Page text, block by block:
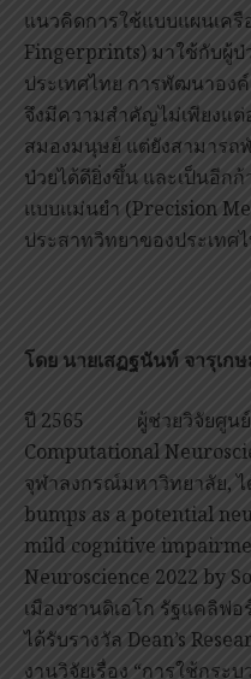
แนวคิดการใช้แบบแผนเค
Fingerprints) มาใช้กับผู้ป่
ประเทศไทย การพัฒนาอง
จึงมีความสำคัญไม่เพียงแ
สมองมนุษย์ แต่ยังสามารถ
ป่วยได้ดียิ่งขึ้น และเป็นอีก
แบบแม่นยำ (Precision
ประสาทวิทยาของประเทศ
โดย นายเสฏฐนันท์ จารุเก
ปี 2565 ผู้ช่วยวิจัยศูนย์วิ
Computational
จุฬาลงกรณ์มหาวิทยาลัย, ไ
bumps as a potential
mild cognitive
Neuroscience 2022 by
เมืองซานดิเอโก รัฐแคลิฟอ
ได้รับรางวัล Dean’s
งานวิจัยเรื่อง “การใช้กระ